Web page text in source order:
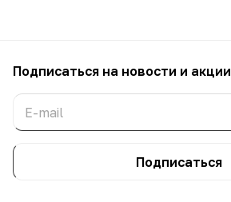
Подписаться на новости и акции
Подписаться